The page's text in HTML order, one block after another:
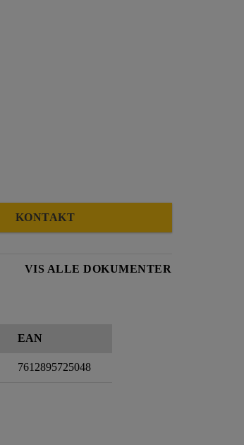
KONTAKT
VIS ALLE DOKUMENTER
EAN
7612895725048